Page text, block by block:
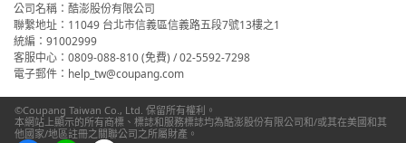
公司名稱：酷澎股份有限公司
聯繫地址：11049 台北市信義區信義路五段7號13樓之1
統編：91002999
客服中心：0809-088-810 (免費) / 02-5592-7298
電子郵件：help_tw@coupang.com
©Coupang Taiwan Co., Ltd. 保留所有權利。
本網站上顯示的所有商標、標誌和服務標誌均為酷澎股份有限公司和/或其在美國和其
他國家/地區註冊之關聯公司之所屬財產。